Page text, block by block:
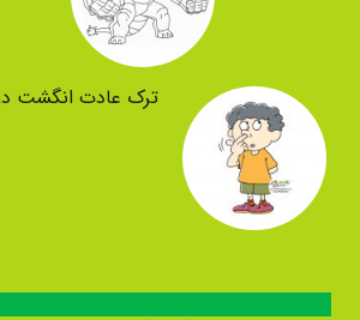
ترک عادت انگشت